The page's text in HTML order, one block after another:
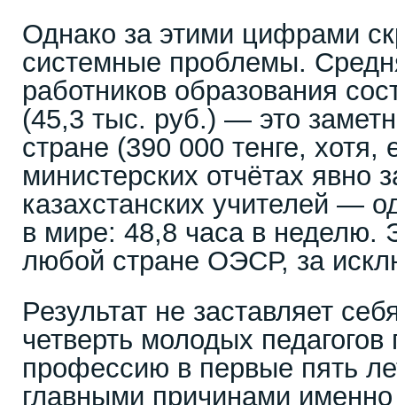
Однако за этими цифрами
системные проблемы.
работников образования
(45,3 тыс. руб.) — это
стране (390 000 тенге, хотя,
министерских отчётах явно
казахстанских учителей —
в мире: 48,8 часа в неделю.
любой стране ОЭСР, за
Результат не заставляет
четверть молодых
профессию в первые пять
главными причинами